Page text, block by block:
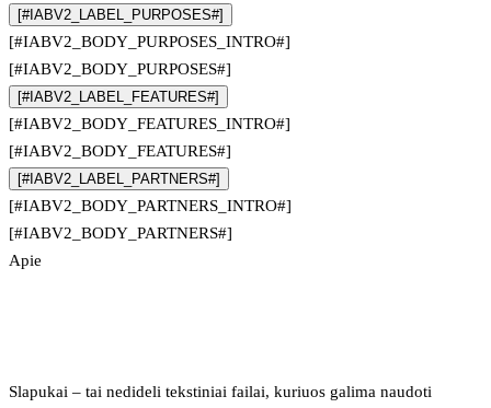
[#IABV2_LABEL_PURPOSES#]
[#IABV2_BODY_PURPOSES_INTRO#]
[#IABV2_BODY_PURPOSES#]
[#IABV2_LABEL_FEATURES#]
[#IABV2_BODY_FEATURES_INTRO#]
[#IABV2_BODY_FEATURES#]
[#IABV2_LABEL_PARTNERS#]
[#IABV2_BODY_PARTNERS_INTRO#]
[#IABV2_BODY_PARTNERS#]
Apie
Slapukai – tai nedideli tekstiniai failai, kuriuos galima naudoti